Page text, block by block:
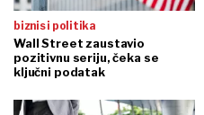
biznis i politika
Wall Street zaustavio
pozitivnu seriju, čeka se
ključni podatak